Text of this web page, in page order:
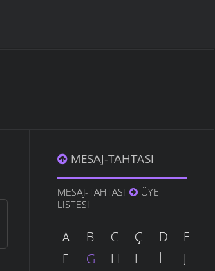
MESAJ-TAHTASI
MESAJ-TAHTASI
ÜYE
LISTESI
A B C Ç D
E
F
G H I İ
J